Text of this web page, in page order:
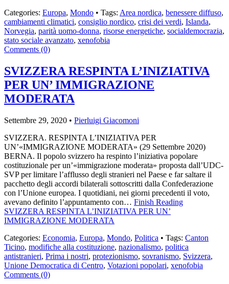
Categories: Europa, Mondo • Tags: Area nordica, benessere diffuso,
cambiamenti climatici, consiglio nordico, crisi dei verdi, Islanda,
Norvegia, parità uomo-donna, risorse energetiche, socialdemocrazia,
stato sociale avanzato, xenofobia
Comments (0)
SVIZZERA RESPINTA L’INIZIATIVA
PER UN’ IMMIGRAZIONE
MODERATA
Settembre 29, 2020 • Pierluigi Giacomoni
SVIZZERA. RESPINTA L’INIZIATIVA PER
UN’«IMMIGRAZIONE MODERATA» (29 Settembre 2020)
BERNA. Il popolo svizzero ha respinto l’iniziativa popolare
costituzionale per un’«immigrazione moderata» proposta dall’UDC-
SVP per limitare l’afflusso degli stranieri nel Paese e far saltare il
pacchetto degli accordi bilaterali sottoscritti dalla Confederazione
con l’Unione europea. I quotidiani, nei giorni precedenti il voto,
avevano definito l’appuntamento con… Finish Reading
SVIZZERA RESPINTA L’INIZIATIVA PER UN’
IMMIGRAZIONE MODERATA
Categories: Economia, Europa, Mondo, Politica • Tags: Canton
Ticino, modifiche alla costituzione, nazionalismo, politica
antistranieri, Prima i nostri, protezionismo, sovranismo, Svizzera,
Unione Democratica di Centro, Votazioni popolari, xenofobia
Comments (0)